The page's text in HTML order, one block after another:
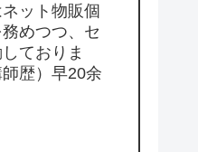
ット物販個
めつつ、セ
ておりま
歴）早20余